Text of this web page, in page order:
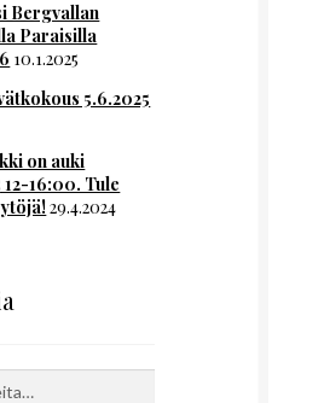
Bergvallan
Paraisilla
10.1.2025
5.6.2025
on auki
16:00. Tule
29.4.2024